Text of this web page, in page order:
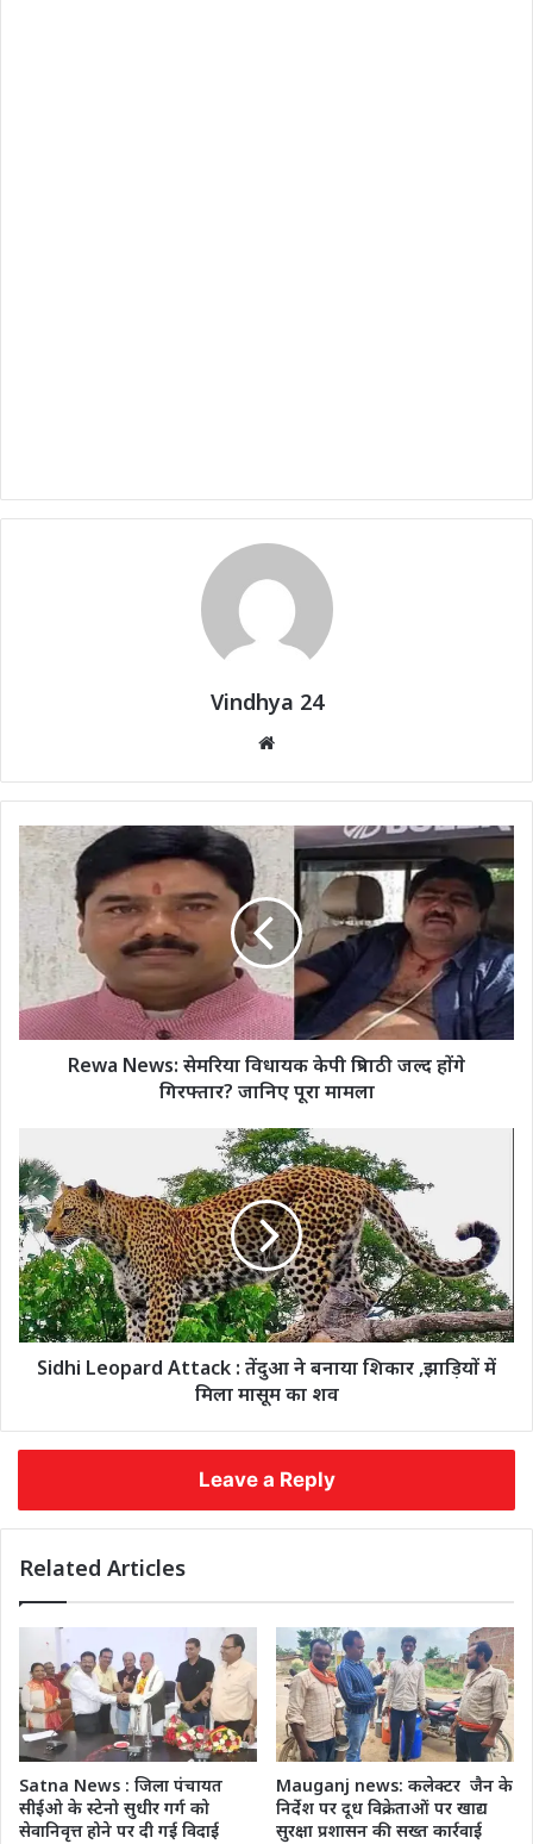
Vindhya 24
Rewa News: सेमरिया विधायक केपी त्रिपाठी जल्द होंगे
गिरफ्तार? जानिए पूरा मामला
Sidhi Leopard Attack : तेंदुआ ने बनाया शिकार ,झाड़ियों में
मिला मासूम का शव
Leave a Reply
Related Articles
Satna News : जिला पंचायत
सीईओ के स्टेनो सुधीर गर्ग को
सेवानिवृत्त होने पर दी गई विदाई
Mauganj news: कलेक्टर जैन के
निर्देश पर दूध विक्रेताओं पर खाद्य
सुरक्षा प्रशासन की सख्त कार्रवाई